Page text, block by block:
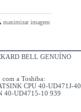
maximizar imagem
BELL GENUÍNO
a Toshiba:
CPU 40-UD471J-40
40-UD4715-10 939